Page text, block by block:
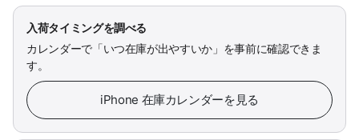
入荷タイミングを調べる
カレンダーで「いつ在庫が出やすいか」を事前に確認できま
す。
iPhone 在庫カレンダーを見る